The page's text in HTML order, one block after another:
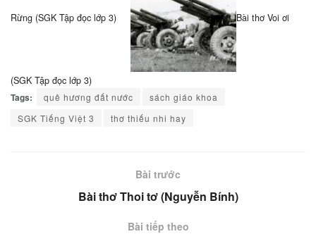
Rừng (SGK Tập đọc lớp 3) Bài thơ Voi ơi
(SGK Tập đọc lớp 3)
Tags:
quê hương đất nước
sách giáo khoa
SGK Tiếng Việt 3
thơ thiếu nhi hay
Bài trước
Bài thơ Thoi tơ (Nguyễn Bính)
Bài tiếp theo